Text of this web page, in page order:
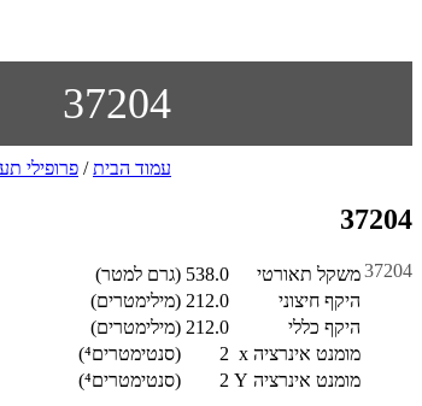
37204
עמוד הבית/ פרופילי
37204
37204משקל תאורטי 538.0 (גרם למטר)
היקף חיצוני
212.0 (מילימטרים)
היקף כללי
212.0 (מילימטרים)
מומנט אינרציה x
2
(סנטימטרים⁴)
מומנט אינרציה Y
2 (סנטימטרים⁴)